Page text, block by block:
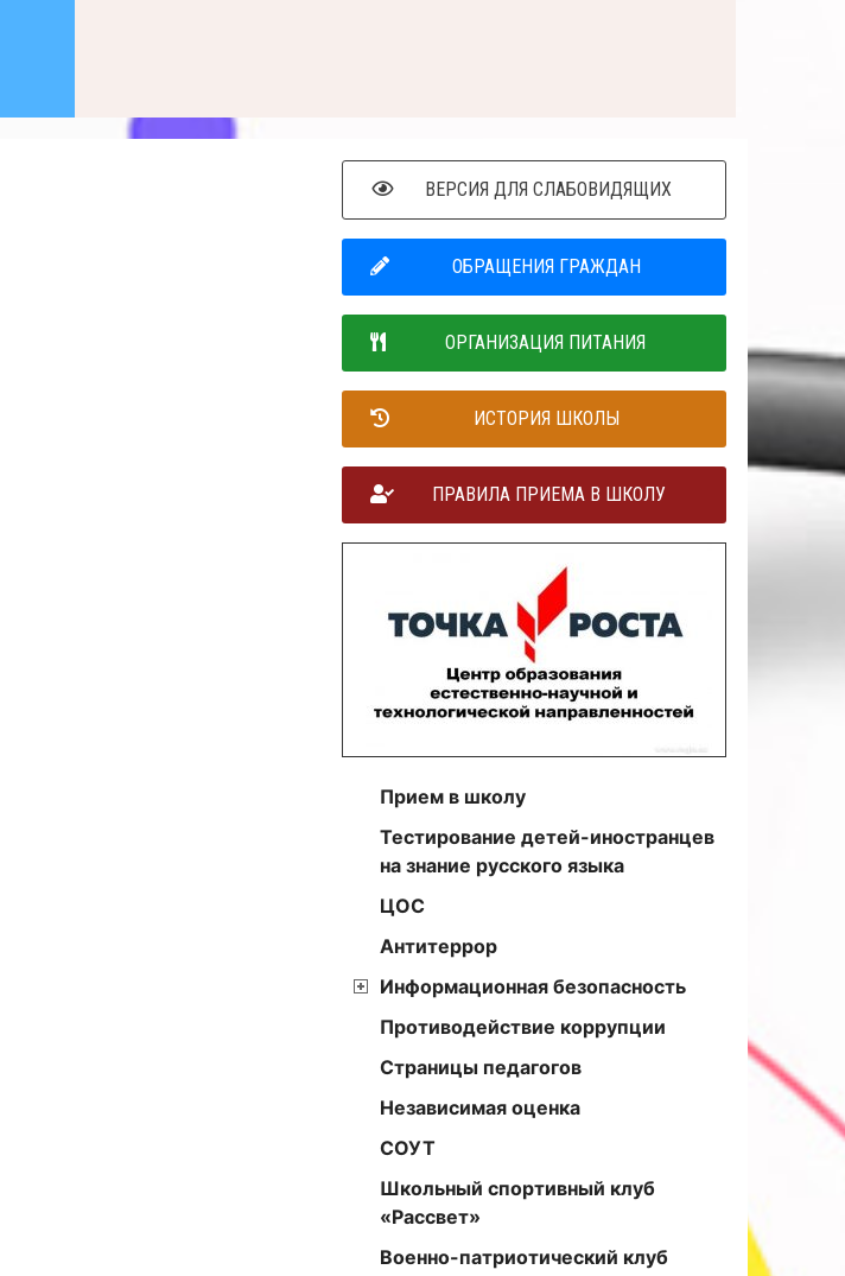
ВЕРСИЯ ДЛЯ СЛАБОВИДЯЩИХ
ОБРАЩЕНИЯ ГРАЖДАН
ОРГАНИЗАЦИЯ ПИТАНИЯ
ИСТОРИЯ ШКОЛЫ
ПРАВИЛА ПРИЕМА В ШКОЛУ
Прием в школу
Тестирование детей-иностранцев
на знание русского языка
ЦОС
Антитеррор
Информационная безопасность
Противодействие коррупции
Страницы педагогов
Независимая оценка
СОУТ
Школьный спортивный клуб
«Рассвет»
Военно-патриотический клуб